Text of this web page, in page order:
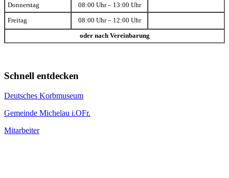
Donnerstag 08:00 Uhr – 13:00 Uhr
Freitag 08:00 Uhr – 12:00 Uhr
oder nach Vereinbarung
Schnell entdecken
Deutsches Korbmuseum
Gemeinde Michelau i.OFr.
Mitarbeiter